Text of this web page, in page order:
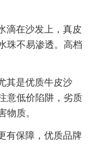
滴在沙发上，真皮
珠不易渗透。高档
其是优质牛皮沙
意低价陷阱，劣质
物质。
有保障，优质品牌